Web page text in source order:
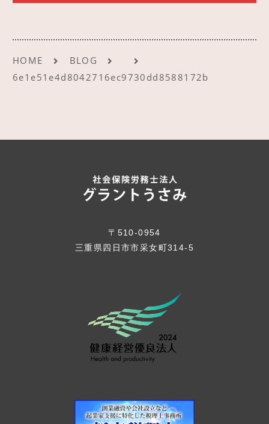
HOME
BLOG
6e1e51e4d8042716ec9730dd8588172b
〒510-0954
三重県四日市市采女町314-5